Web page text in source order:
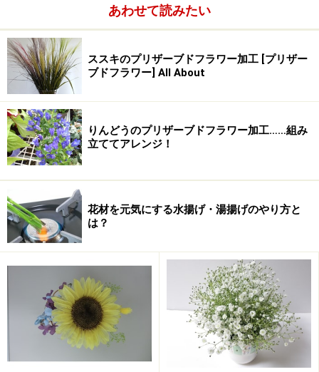
すね。このアガパンサスの名前は、agape（愛らしい）
うりで花言葉は愛や恋の言葉が多いはずです。
また、日本には明治時代に伝わったそうで、葉が君子蘭
に似ていたところから別名「ムラサキクンシラン」と呼
ばれるようになったのだとか。でも似ているだけで、ク
ンシランとはまったく別の植物なんだそうです。主に花
色は、ブルーが多いですが、ホワイトやピンクもありま
す。
あわせて読みたい
ススキのプリザーブドフラワー加工 [プリザー
ブドフラワー] All About
りんどうのプリザーブドフラワー加工……組み
立ててアレンジ！
花材を元気にする水揚げ・湯揚げのやり方と
は？